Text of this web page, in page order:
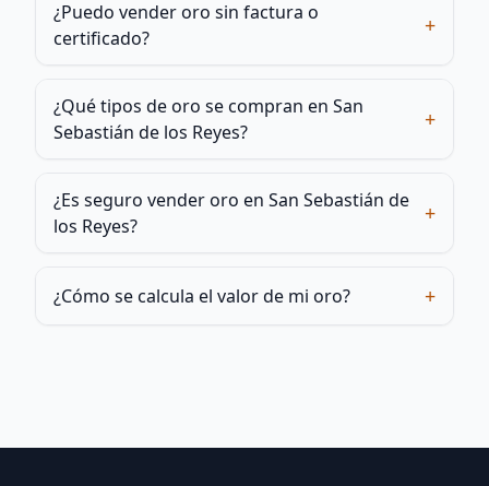
¿Puedo vender oro sin factura o
certificado?
+
¿Qué tipos de oro se compran en San
Sebastián de los Reyes?
+
¿Es seguro vender oro en San Sebastián de
los Reyes?
+
¿Cómo se calcula el valor de mi oro? +